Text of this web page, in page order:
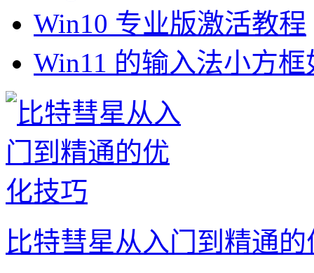
Win10 专业版激活教程
Win11 的输入法小方
比特彗星从入门到精通